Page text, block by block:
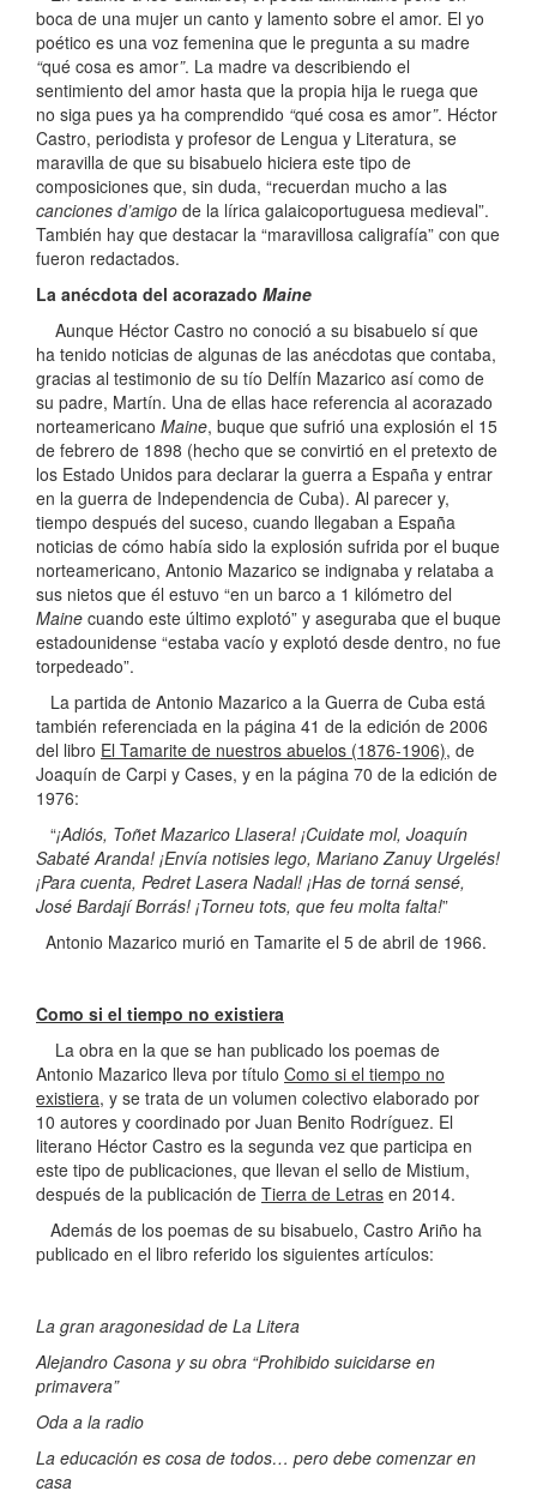
boca de una mujer un canto y lamento sobre el amor. El yo
poético es una voz femenina que le pregunta a su madre
“qué cosa es amor”. La madre va describiendo el
sentimiento del amor hasta que la propia hija le ruega que
no siga pues ya ha comprendido “qué cosa es amor”. Héctor
Castro, periodista y profesor de Lengua y Literatura, se
maravilla de que su bisabuelo hiciera este tipo de
composiciones que, sin duda, “recuerdan mucho a las
canciones d’amigo de la lírica galaicoportuguesa medieval”.
También hay que destacar la “maravillosa caligrafía” con que
fueron redactados.
La anécdota del acorazado Maine
Aunque Héctor Castro no conoció a su bisabuelo sí que
ha tenido noticias de algunas de las anécdotas que contaba,
gracias al testimonio de su tío Delfín Mazarico así como de
su padre, Martín. Una de ellas hace referencia al acorazado
norteamericano Maine, buque que sufrió una explosión el 15
de febrero de 1898 (hecho que se convirtió en el pretexto de
los Estado Unidos para declarar la guerra a España y entrar
en la guerra de Independencia de Cuba). Al parecer y,
tiempo después del suceso, cuando llegaban a España
noticias de cómo había sido la explosión sufrida por el buque
norteamericano, Antonio Mazarico se indignaba y relataba a
sus nietos que él estuvo “en un barco a 1 kilómetro del
Maine cuando este último explotó” y aseguraba que el buque
estadounidense “estaba vacío y explotó desde dentro, no fue
torpedeado”.
La partida de Antonio Mazarico a la Guerra de Cuba está
también referenciada en la página 41 de la edición de 2006
del libro El Tamarite de nuestros abuelos (1876-1906), de
Joaquín de Carpi y Cases, y en la página 70 de la edición de
1976:
“¡Adiós, Toñet Mazarico Llasera! ¡Cuidate mol, Joaquín
Sabaté Aranda! ¡Envía notisies lego, Mariano Zanuy Urgelés!
¡Para cuenta, Pedret Lasera Nadal! ¡Has de torná sensé,
José Bardají Borrás! ¡Torneu tots, que feu molta falta!”
Antonio Mazarico murió en Tamarite el 5 de abril de 1966.
Como si el tiempo no existiera
La obra en la que se han publicado los poemas de
Antonio Mazarico lleva por título Como si el tiempo no
existiera, y se trata de un volumen colectivo elaborado por
10 autores y coordinado por Juan Benito Rodríguez. El
literano Héctor Castro es la segunda vez que participa en
este tipo de publicaciones, que llevan el sello de Mistium,
después de la publicación de Tierra de Letras en 2014.
Además de los poemas de su bisabuelo, Castro Ariño ha
publicado en el libro referido los siguientes artículos:
La gran aragonesidad de La Litera
Alejandro Casona y su obra “Prohibido suicidarse en
primavera”
Oda a la radio
La educación es cosa de todos… pero debe comenzar en
casa